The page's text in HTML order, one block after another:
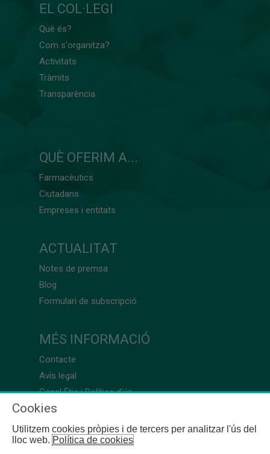
EL COL·LEGI
Què és?
Com s'organitza?
Activitats
Tràmits
Transparència
QUÈ OFERIM A...
Farmacèutics
Ciutadans
Empreses i entitats
ACTUALITAT
Notes de premsa
Blog
Formulari de subscripció
MÉS INFORMACIÓ
Contacte
Avís legal
Canal Ètic i Política d’ús
Cookies
Utilitzem cookies pròpies i de tercers per analitzar l'ús del
lloc web.Política de cookies